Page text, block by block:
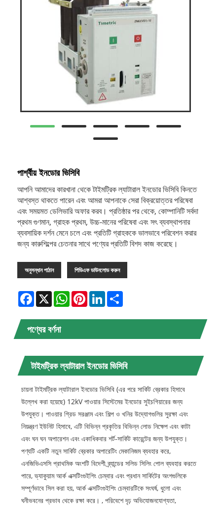
পার্শ্বীয় ইনডোর ভিসিবি
আপনি আমাদের কারখানা থেকে টাইমট্রিক ল্যাটারাল ইনডোর ভিসিবি কিনতে
আশ্বস্ত থাকতে পারেন এবং আমরা আপনাকে সেরা বিক্রয়োত্তর পরিষেবা
এবং সময়মত ডেলিভারি অফার করব। প্রতিষ্ঠার পর থেকে, কোম্পানিটি সর্বদা
প্রথম গুণমান, গ্রাহক প্রথম, উচ্চ-মানের পরিষেবা এবং সৎ ব্যবস্থাপনার
ব্যবসায়িক দর্শন মেনে চলে এবং প্রতিটি গ্রাহককে ভালভাবে পরিবেশন করার
জন্য কারুশিল্পের চেতনার সাথে পণ্যের প্রতিটি বিশদ কাজ করেছে।
অনুসন্ধান পাঠান পিডিএফ ডাউনলোড করুন
Facebook
X WhatsAppPinterestLinkedIn
পণ্যের বর্ণনা
টাইমট্রিক ল্যাটারাল ইনডোর ভিসিবি
চায়না টাইমট্রিক ল্যাটারাল ইনডোর ভিসিবি (এর পরে সার্কিট ব্রেকার হিসাবে
উল্লেখ করা হয়েছে) 12kV পাওয়ার সিস্টেমের ইনডোর সুইচগিয়ারের জন্য
উপযুক্ত। পাওয়ার গ্রিড সরঞ্জাম এবং শিল্প ও খনির উদ্যোগগুলির সুরক্ষা এবং
নিয়ন্ত্রণ ইউনিট হিসাবে, এটি বিভিন্ন প্রকৃতির বিভিন্ন লোড নিক্ষেপ এবং কাটা
এবং ঘন ঘন অপারেশন এবং একাধিকবার শর্ট-সার্কিট কারেন্টের জন্য উপযুক্ত।
পণ্যটি একটি নতুন সার্কিট ব্রেকার অপারেটিং মেকানিজম ব্যবহার করে,
এনজিভিএসসি প্রাথমিক অংশটি বিদেশী ব্র্যান্ডের সলিড সিলিং পোল ব্যবহার করতে
পারে, ভ্যাকুয়াম আর্ক এক্সটিংগুইশিং চেম্বার এবং প্রধান সার্কিটের অংশগুলিকে
সম্পূর্ণভাবে সিল করা হয়, আর্ক এক্সটিংগুইশিং চেম্বারটিকে সংঘর্ষ, ধুলো এবং
ঘনীভবনের প্রভাব থেকে রক্ষা করে। , পরিবেশে দৃঢ় অভিযোজনযোগ্যতা,